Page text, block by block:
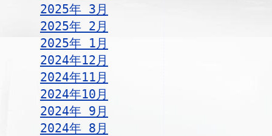
2025年 3月
2025年 2月
2025年 1月
2024年12月
2024年11月
2024年10月
2024年 9月
2024年 8月